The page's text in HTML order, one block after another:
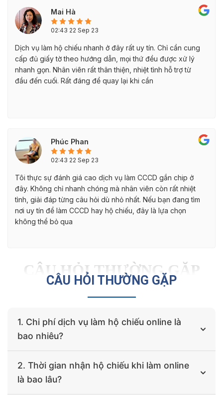
Mai Hà
02:43 22 Sep 23
Dịch vụ làm hộ chiếu nhanh ở đây rất uy tín. Chỉ cần cung
cấp đủ giấy tờ theo hướng dẫn, mọi thứ đều được xử lý
nhanh gọn. Nhân viên rất thân thiện, nhiệt tình hỗ trợ từ
đầu đến cuối. Rất đáng để quay lại khi cần
Phúc Phan
02:43 22 Sep 23
Tôi thực sự đánh giá cao dịch vụ làm CCCD gắn chip ở
đây. Không chỉ nhanh chóng mà nhân viên còn rất nhiệt
tình, giải đáp từng câu hỏi dù nhỏ nhất. Nếu bạn đang tìm
nơi uy tín để làm CCCD hay hộ chiếu, đây là lựa chọn
không thể bỏ qua
CÂU HỎI THƯỜNG GẶP
CÂU HỎI THƯỜNG GẶP
1. Chi phí dịch vụ làm hộ chiếu online là
bao nhiêu?
Chi phí của dịch vụ làm hộ chiếu online của chúng tôi
sẽ tùy theo khu vực bạn đang thường trú và tùy theo
gói dịch vụ. Với gói làm hộ chiếu thông thường, phí
2. Thời gian nhận hộ chiếu khi làm online
là bao lâu?